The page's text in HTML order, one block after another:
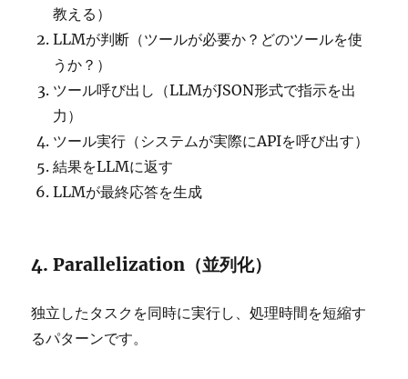
教える）
LLMが判断（ツールが必要か？どのツールを使
うか？）
ツール呼び出し（LLMがJSON形式で指示を出
力）
ツール実行（システムが実際にAPIを呼び出す）
結果をLLMに返す
LLMが最終応答を生成
4. Parallelization（並列化）
独立したタスクを同時に実行し、処理時間を短縮す
るパターンです。